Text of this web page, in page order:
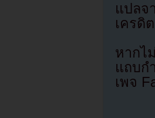
แปล
เครดิ
หากไ
แถบก
เพจ